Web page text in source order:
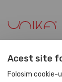
Home
Acest site
Folosim cookie-